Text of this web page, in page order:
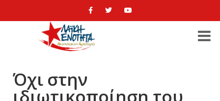
Όχι στην